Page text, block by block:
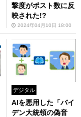
撃度がポスト数に反
映された!?
2024年04月10日 18:00
デジタル
AIを悪用した「バイ
デン大統領の偽音